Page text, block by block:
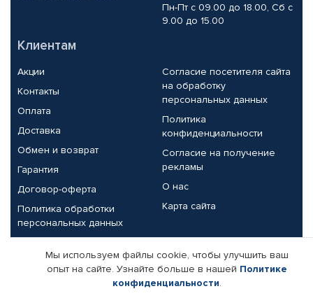
Пн-Пт с 09.00 до 18.00, Сб с
9.00 до 15.00
Клиентам
Акции
Контакты
Оплата
Доставка
Обмен и возврат
Гарантия
Договор-оферта
Политика обработки
персональных данных
Согласие посетителя сайта
на обработку
персональных данных
Политика
конфиденциальности
Согласие на получение
рекламы
О нас
Карта сайта
Партнерам
Корпоративным клиентам
Реквизиты компании
Мы используем файлы cookie, чтобы улучшить ваш
опыт на сайте. Узнайте больше в нашей Политике
конфиденциальности.